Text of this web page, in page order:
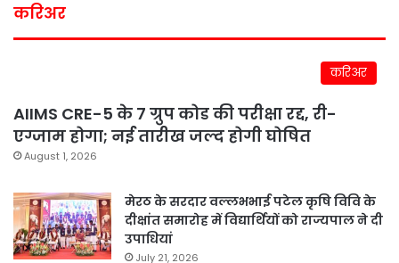
करिअर
करिअर
AIIMS CRE-5 के 7 ग्रुप कोड की परीक्षा रद्द, री-
एग्जाम होगा; नई तारीख जल्द होगी घोषित
August 1, 2026
मेरठ के सरदार वल्लभभाई पटेल कृषि विवि के
दीक्षांत समारोह में विद्यार्थियों को राज्यपाल ने दी
उपाधियां
July 21, 2026